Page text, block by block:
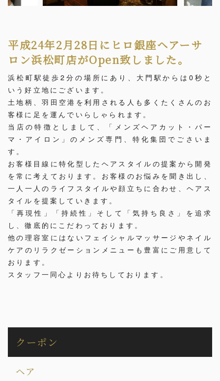
平成24年2月28日にヒロ銀座ヘアーサ
ロン浜松町店がOpen致しました。
浜松町駅徒歩2分の場所にあり、大門駅からは0秒と
いう好立地にございます。
土地柄、羽田空港を利用される人も多くたくさんのお
客様に足を運んでいらしゃられます。
当店の特徴としまして、「メンズヘアカット・パー
マ・アイロン」のメンズ専門、特化集団でごさいま
す。
お客様目線に特化型したヘアスタイルの提案から開発
を常に考えております。お客様のお悩みを聞き出し、
一人一人のライフスタイルや顔立ちに合わせ、ヘアス
タイルを提案していきます。
「再現性」「持続性」そして「気持ち良さ」を追求
し、徹底的にこだわっております。
他の理容室にはないフェイシャルマッサージやネイル
ケアのリラクゼーションメニューも豊富にご用意して
おります。
スタッフ一同心よりお待ちしております。
クーポン
ヘア